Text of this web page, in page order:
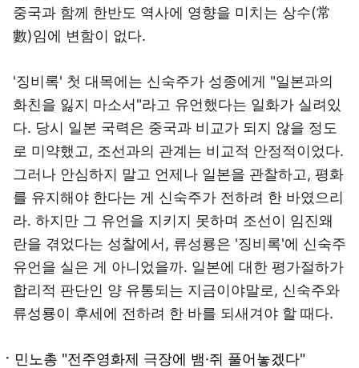
중국과 함께 한반도 역사에 영향을 미치는 상수(常
數)임에 변함이 없다.
'징비록' 첫 대목에는 신숙주가 성종에게 "일본과의
화친을 잃지 마소서"라고 유언했다는 일화가 실려있
다. 당시 일본 국력은 중국과 비교가 되지 않을 정도
로 미약했고, 조선과의 관계는 비교적 안정적이었다.
그러나 안심하지 말고 언제나 일본을 관찰하고, 평화
를 유지해야 한다는 게 신숙주가 전하려 한 바였으리
라. 하지만 그 유언을 지키지 못하며 조선이 임진왜
란을 겪었다는 성찰에서, 류성룡은 '징비록'에 신숙주
유언을 실은 게 아니었을까. 일본에 대한 평가절하가
합리적 판단인 양 유통되는 지금이야말로, 신숙주와
류성룡이 후세에 전하려 한 바를 되새겨야 할 때다.
ㆍ 민노총 "전주영화제 극장에 뱀·쥐 풀어놓겠다"